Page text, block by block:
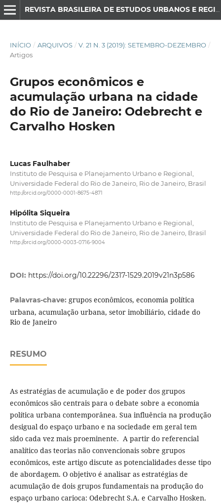
INÍCIO / ARQUIVOS / V. 21 N. 3 (2019): SETEMBRO-DEZEMBRO /
Artigos
Grupos econômicos e
acumulação urbana na cidade
do Rio de Janeiro: Odebrecht e
Carvalho Hosken
Lucas Faulhaber
Instituto de Pesquisa e Planejamento Urbano e Regional,
Universidade Federal do Rio de Janeiro, Rio de Janeiro, Brasil
http://orcid.org/0000-0001-8675-4871
Hipólita Siqueira
Instituto de Pesquisa e Planejamento Urbano e Regional,
Universidade Federal do Rio de Janeiro, Rio de Janeiro, Brasil
http://orcid.org/0000-0003-0716-9004
DOI: https://doi.org/10.22296/2317-1529.2019v21n3p586
Palavras-chave: grupos econômicos, economia política
urbana, acumulação urbana, setor imobiliário, cidade do
Rio de Janeiro
RESUMO
As estratégias de acumulação e de poder dos grupos
econômicos são centrais para o debate sobre a economia
política urbana contemporânea. Sua influência na produção
desigual do espaço urbano e na sociedade em geral tem
sido cada vez mais proeminente. A partir do referencial
analítico das teorias não convencionais sobre grupos
econômicos, este artigo discute as potencialidades desse tipo
de abordagem. O objetivo é analisar as estratégias de
acumulação de dois grupos fundamentais na produção do
espaço urbano carioca: Odebrecht S.A. e Carvalho Hosken.